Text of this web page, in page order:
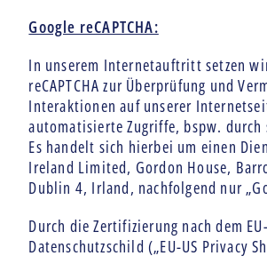
Google reCAPTCHA:
In unserem Internetauftritt setzen
reCAPTCHA zur Überprüfung und
Interaktionen auf unserer
automatisierte Zugriffe, bspw. durch
Es handelt sich hierbei um einen
Ireland Limited, Gordon House,
Dublin 4, Irland, nachfolgend nur
Durch die Zertifizierung nach dem
Datenschutzschild („EU-US Privacy